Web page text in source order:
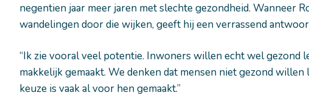
negentien jaar meer jaren met slechte gezondheid. Wanneer
wandelingen door die wijken, geeft hij een verrassend
“Ik zie vooral veel potentie. Inwoners willen echt wel gezond
makkelijk gemaakt. We denken dat mensen niet gezond willen
keuze is vaak al voor hen gemaakt.”